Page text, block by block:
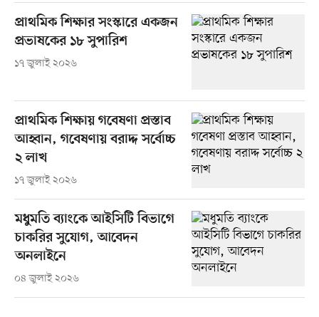
প্রাথমিক শিক্ষার সংস্কারে একজন
প্রভাষকের ১৮ সুপারিশ
১৭ জুলাই ২০২৬
প্রাথমিক শিক্ষায় গবেষণা প্রস্তাব
আহ্বান, গবেষণায় বরাদ্দ সর্বোচ্চ
২ লাখ
১৭ জুলাই ২০২৬
মধুমতি ব্যাংকে আইসিটি বিভাগে
চাকরির সুযোগ, আবেদন
অনলাইনে
০৪ জুলাই ২০২৬